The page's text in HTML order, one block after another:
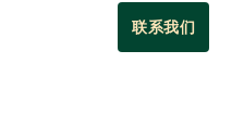
联系我们